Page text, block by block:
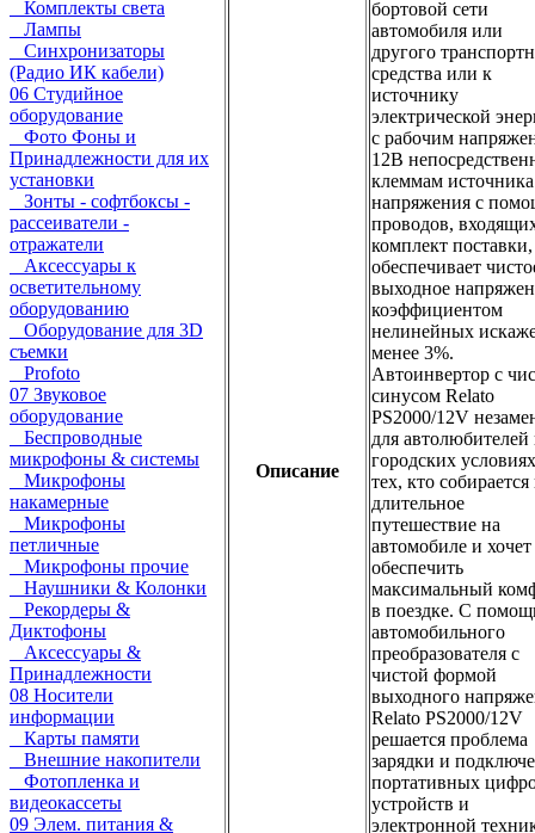
Комплекты света
Лампы
Синхронизаторы
(Радио ИК кабели)
06 Студийное
оборудование
Фото Фоны и
Принадлежности для их
установки
Зонты - софтбоксы -
рассеиватели -
отражатели
Аксессуары к
осветительному
оборудованию
Оборудование для 3D
съемки
Profoto
07 Звуковое
оборудование
Беспроводные
микрофоны & системы
Микрофоны
накамерные
Микрофоны
петличные
Микрофоны прочие
Наушники & Колонки
Рекордеры &
Диктофоны
Аксессуары &
Принадлежности
08 Носители
информации
Карты памяти
Внешние накопители
Фотопленка и
видеокассеты
09 Элем. питания &
Описание
бортовой сети
автомобиля или
другого
средства или к
источнику
электрической
с рабочим
12В
клеммам источника
напряжения с
проводов,
комплект
обеспечивает
выходное
коэффициентом
нелинейных
менее 3%.
Автоинвертор с
синусом Relato
PS2000/12V
для автолюбителей
городских
тех, кто собирается
длительное
путешествие на
автомобиле и хочет
обеспечить
максимальный
в поездке. С
автомобильного
преобразователя с
чистой формой
выходного
Relato PS2000/12V
решается проблема
зарядки и
портативных
устройств и
электронной